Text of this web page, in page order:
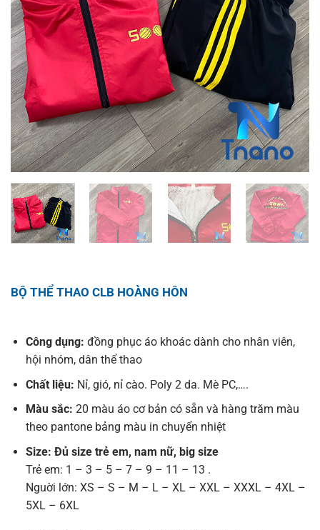
BỘ THỂ THAO CLB HOÀNG HÔN
Công dụng: đồng phục áo khoác dành cho nhân viên,
hội nhóm, dân thể thao
Chất liệu: Nỉ, gió, nỉ cào. Poly 2 da. Mè PC,….
Màu sắc: 20 màu áo cơ bản có sẵn và hàng trăm màu
theo pantone bảng màu in chuyển nhiệt
Size: Đủ size trẻ em, nam nữ, big size
Trẻ em: 1 – 3 – 5 – 7 – 9 – 11 – 13 .
Nguời lớn: XS – S – M – L – XL – XXL – XXXL – 4XL –
5XL – 6XL